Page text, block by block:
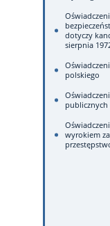
dotyczy
sierpnia
polskiego
publicznych
wyrokiem